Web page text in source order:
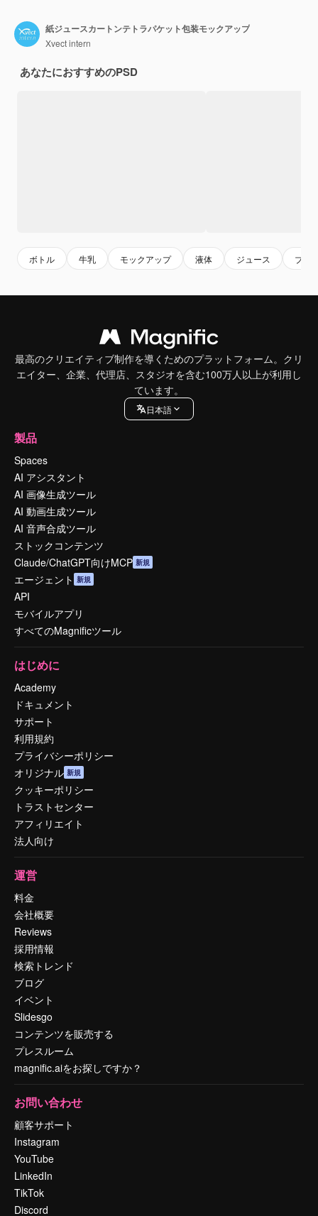
紙ジュースカートンテトラパケット包装モックアップ
Xvect intern
あなたにおすすめのPSD
ボトル 牛乳 モックアップ 液体 ジュース ブラ
最高のクリエイティブ制作を導くためのプラットフォーム。クリ
エイター、企業、代理店、スタジオを含む100万人以上が利用し
ています。
日本語
製品
Spaces
AI アシスタント
AI 画像生成ツール
AI 動画生成ツール
AI 音声合成ツール
ストックコンテンツ
Claude/ChatGPT向けMCP 新規
エージェント 新規
API
モバイルアプリ
すべてのMagnificツール
はじめに
Academy
ドキュメント
サポート
利用規約
プライバシーポリシー
オリジナル 新規
クッキーポリシー
トラストセンター
アフィリエイト
法人向け
運営
料金
会社概要
Reviews
採用情報
検索トレンド
ブログ
イベント
Slidesgo
コンテンツを販売する
プレスルーム
magnific.aiをお探しですか？
お問い合わせ
顧客サポート
Instagram
YouTube
LinkedIn
TikTok
Discord